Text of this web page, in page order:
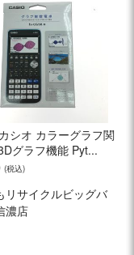
シオ カラーグラフ関
グラフ機能 Pyt...
リサイクルビッグバ
濃店